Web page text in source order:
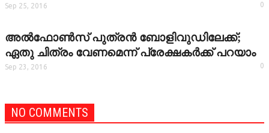
Sep 25, 2016 0
അല്‍ഫോണ്‍സ് പുത്രന്‍ ബോളിവുഡിലേക്ക്;
ഏതു ചിത്രം വേണമെന്ന് പ്രേക്ഷകര്‍ക്ക് പറയാം
Sep 23, 2016 0
NO COMMENTS